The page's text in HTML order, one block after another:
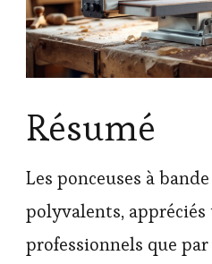
Résumé
Les ponceuses à
polyvalents,
professionnels que